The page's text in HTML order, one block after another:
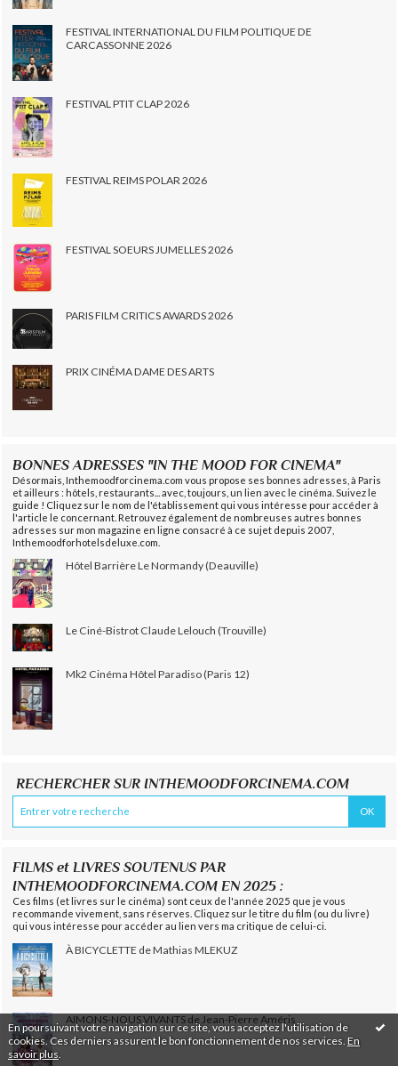
En poursuivant votre navigation sur ce site, vous acceptez l'utilisation de
cookies. Ces derniers assurent le bon fonctionnement de nos services. En
savoir plus
FESTIVAL INTERNATIONAL DU FILM POLITIQUE DE
CARCASSONNE 2026
FESTIVAL PTIT CLAP 2026
FESTIVAL REIMS POLAR 2026
FESTIVAL SOEURS JUMELLES 2026
PARIS FILM CRITICS AWARDS 2026
PRIX CINÉMA DAME DES ARTS
BONNES ADRESSES "IN THE MOOD FOR CINEMA"
Désormais, Inthemoodforcinema.com vous propose ses bonnes adresses, à Paris
et ailleurs : hôtels, restaurants... avec, toujours, un lien avec le cinéma. Suivez le
guide ! Cliquez sur le nom de l'établissement qui vous intéresse pour accéder à
l'article le concernant. Retrouvez également de nombreuses autres bonnes
adresses sur mon magazine en ligne consacré à ce sujet depuis 2007,
Inthemoodforhotelsdeluxe.com.
Hôtel Barrière Le Normandy (Deauville)
Le Ciné-Bistrot Claude Lelouch (Trouville)
Mk2 Cinéma Hôtel Paradiso (Paris 12)
RECHERCHER SUR INTHEMOODFORCINEMA.COM
FILMS et LIVRES SOUTENUS PAR
INTHEMOODFORCINEMA.COM EN 2025 :
Ces films (et livres sur le cinéma) sont ceux de l'année 2025 que je vous
recommande vivement, sans réserves. Cliquez sur le titre du film (ou du livre)
qui vous intéresse pour accéder au lien vers ma critique de celui-ci.
À BICYCLETTE de Mathias MLEKUZ
AIMONS-NOUS VIVANTS de Jean-Pierre Améris